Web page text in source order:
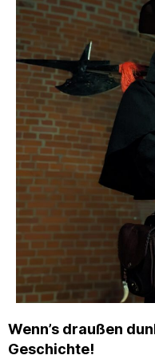
Wenn’s draußen
Geschichte!